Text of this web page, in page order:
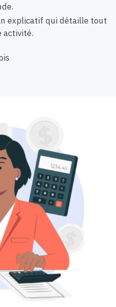
explicatif qui détaille tout
activité.